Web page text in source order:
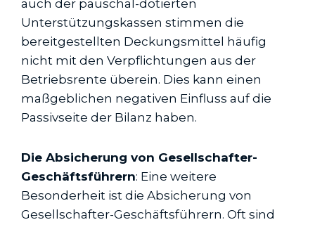
auch der pauschal-dotierten
Unterstützungs­kassen stimmen die
bereitgestellten Deckungsmittel häufig
nicht mit den Verpflichtungen aus der
Betriebsrente überein. Dies kann einen
maßgeblichen negativen Einfluss auf die
Passivseite der Bilanz haben.
Die Absicherung von Gesellschafter-
Geschäftsführern: Eine weitere
Besonderheit ist die Absicherung von
Gesellschafter-Geschäftsführern. Oft sind